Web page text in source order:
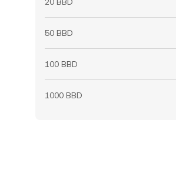
50 BBD
100 BBD
1000 BBD